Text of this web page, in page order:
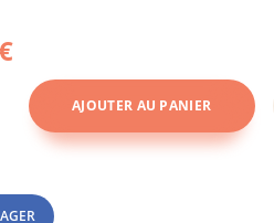
AJOUTER AU PANIER